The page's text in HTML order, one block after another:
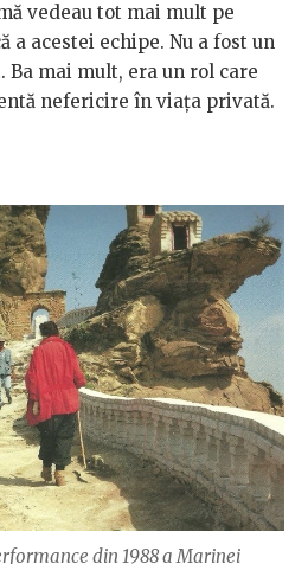
vedeau tot mai mult pe
a acestei echipe. Nu a fost un
Ba mai mult, era un rol care
nefericire în viaţa privată.
din 1988 a Marinei